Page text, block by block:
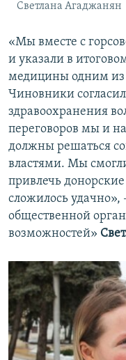
Светлана Агаджанян
«Мы вместе с
и указали в
медицины одним из
Чиновники
здравоохранения
переговоров мы и
должны решаться
властями. Мы
привлечь донорские
сложилось удачно»,
общественной
возможностей»